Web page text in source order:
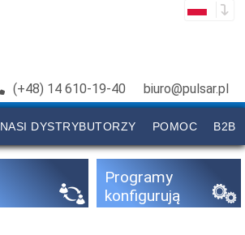
(+48) 14 610-19-40 biuro@pulsar.pl
NASI DYSTRYBUTORZY POMOC B2B
Programy
konfigurują